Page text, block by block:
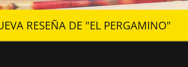
RESEÑA DE "EL PERGAMINO"